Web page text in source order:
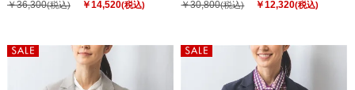
￥36,300(税込) ￥14,520(税込) ￥30,800(税込) ￥12,320(税込)